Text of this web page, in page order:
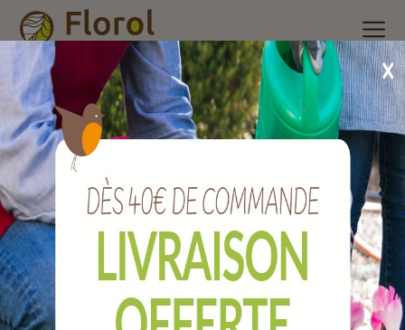
Accueil Nos produits /Arrosage/Pompes et récupérateurs
d'eau/
Mamelon double mâle égale polyamide pa66 de 26x34
mm (1p)